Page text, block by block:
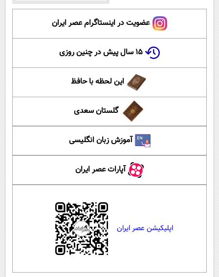
عضویت در اینستاگرام عصر ایران
۱۵ سال پیش در چنین روزی
این لحظه با حافظ
گلستان سعدی
آموزش زبان انگلیسی
آپارات عصر ایران
اپلیکیشن عصر ایران